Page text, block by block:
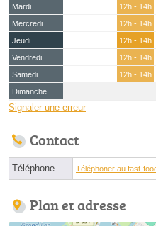
Mardi
12h - 14h
Mercredi
12h - 14h
Jeudi
12h - 14h
Vendredi
12h - 14h
Samedi
12h - 14h
Dimanche
Signaler une erreur
Contact
Téléphone Téléphoner au fast-
Plan et adresse